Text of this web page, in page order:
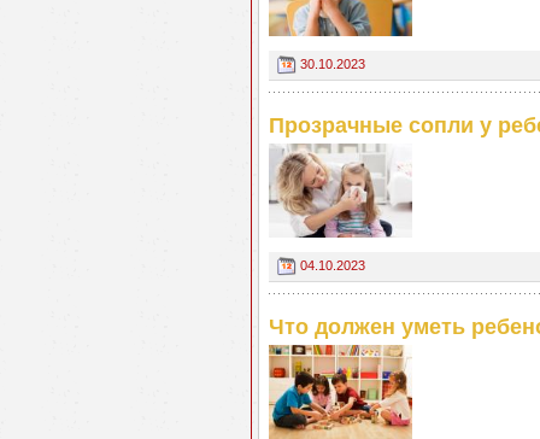
30.10.2023
Прозрачные сопли у
04.10.2023
Что должен уметь